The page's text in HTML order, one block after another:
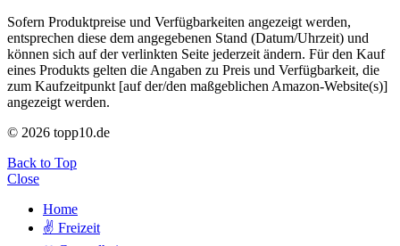
Sofern Produktpreise und Verfügbarkeiten angezeigt werden,
entsprechen diese dem angegebenen Stand (Datum/Uhrzeit) und
können sich auf der verlinkten Seite jederzeit ändern. Für den Kauf
eines Produkts gelten die Angaben zu Preis und Verfügbarkeit, die
zum Kaufzeitpunkt [auf der/den maßgeblichen Amazon-Website(s)]
angezeigt werden.
© 2026 topp10.de
Back to Top
Close
Home
✌ Freizeit